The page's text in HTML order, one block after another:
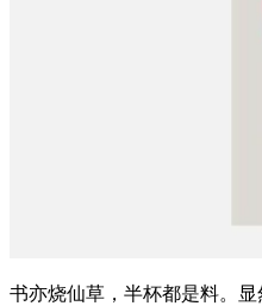
书亦烧仙草，半杯都是料。